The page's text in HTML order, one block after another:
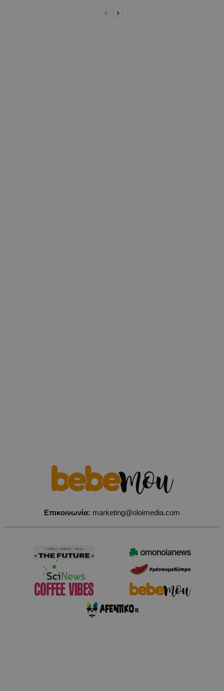
Επικοινωνία: marketing@oloimedia.com